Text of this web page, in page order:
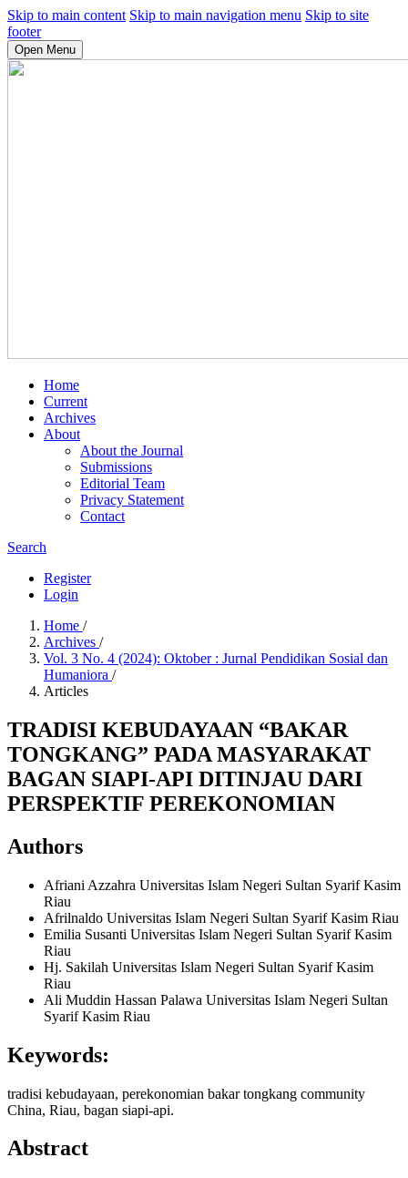
Skip to main content Skip to main navigation menu Skip to site
footer
Open Menu
Home
Current
Archives
About
About the Journal
Submissions
Editorial Team
Privacy Statement
Contact
Search
Register
Login
Home /
Archives /
Vol. 3 No. 4 (2024): Oktober : Jurnal Pendidikan Sosial dan
Humaniora /
Articles
TRADISI KEBUDAYAAN “BAKAR
TONGKANG” PADA MASYARAKAT
BAGAN SIAPI-API DITINJAU DARI
PERSPEKTIF PEREKONOMIAN
Authors
Afriani Azzahra Universitas Islam Negeri Sultan Syarif Kasim
Riau
Afrilnaldo Universitas Islam Negeri Sultan Syarif Kasim Riau
Emilia Susanti Universitas Islam Negeri Sultan Syarif Kasim
Riau
Hj. Sakilah Universitas Islam Negeri Sultan Syarif Kasim
Riau
Ali Muddin Hassan Palawa Universitas Islam Negeri Sultan
Syarif Kasim Riau
Keywords:
tradisi kebudayaan, perekonomian bakar tongkang community
China, Riau, bagan siapi-api.
Abstract